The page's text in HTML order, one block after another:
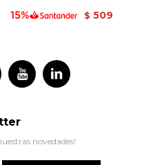
$ 509
 
novedades!